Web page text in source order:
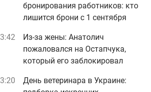
бронирования работников: кто
лишится брони с 1 сентября
Из-за жены: Анатолич
пожаловался на Остапчука,
который его заблокировал
День ветеринара в Украине: